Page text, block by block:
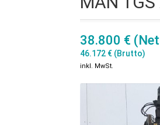
38.800 €
46.172 € (Brutto)
inkl. MwSt.